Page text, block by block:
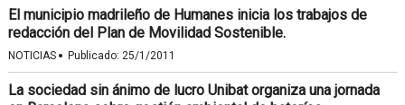
El municipio madrileño de Humanes inicia los trabajos de
redacción del Plan de Movilidad Sostenible.
NOTICIAS · Publicado: 25/1/2011
La sociedad sin ánimo de lucro Unibat organiza una jornada